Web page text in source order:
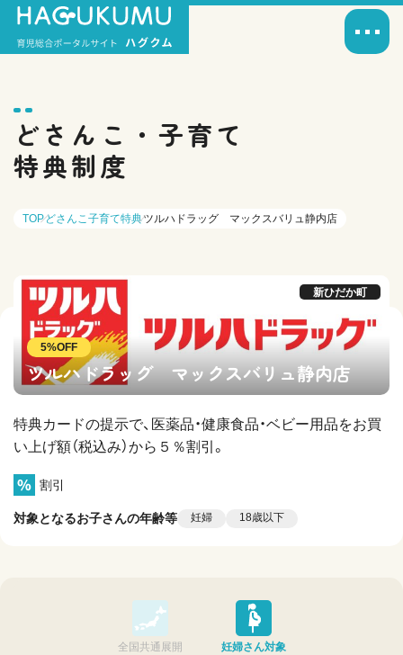
どさんこ・子育て
特典制度
TOPどさんこ子育て特典ツルハドラッグ マックスバリュ静内店
新ひだか町
5%OFF
ツルハドラッグ マックスバリュ静内店
特典カードの提示で、医薬品・健康食品・ベビー用品をお買
い上げ額（税込み）から５％割引。
割引
対象となるお子さんの年齢等 妊婦 18歳以下
全国共通展開 妊婦さん対象